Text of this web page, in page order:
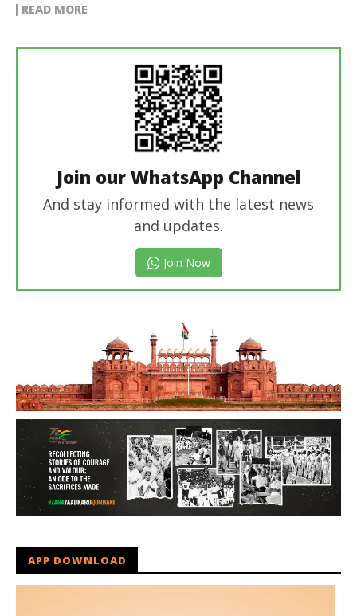
READ MORE
Join our WhatsApp Channel
And stay informed with the latest news
and updates.
Join Now
APP DOWNLOAD